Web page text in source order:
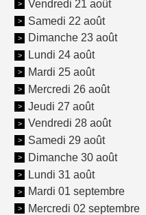
Vendredi 21 août
Samedi 22 août
Dimanche 23 août
Lundi 24 août
Mardi 25 août
Mercredi 26 août
Jeudi 27 août
Vendredi 28 août
Samedi 29 août
Dimanche 30 août
Lundi 31 août
Mardi 01 septembre
Mercredi 02 septembre